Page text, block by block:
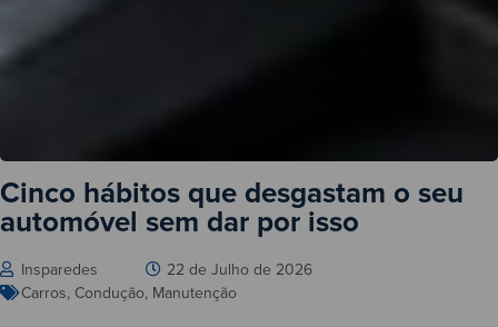
Cinco hábitos que desgastam o seu
automóvel sem dar por isso
Insparedes
22 de Julho de 2026
Carros, Condução, Manutenção